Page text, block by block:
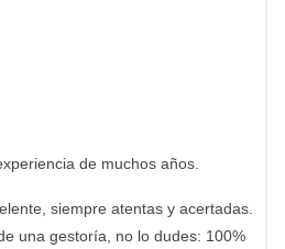
de muchos años.
siempre atentas y acertadas.
una gestoría, no lo dudes: 100%